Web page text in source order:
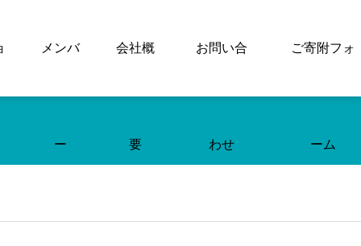
メンバ
ー
会社概
要
お問い合
わせ
ご寄附フォ
ーム